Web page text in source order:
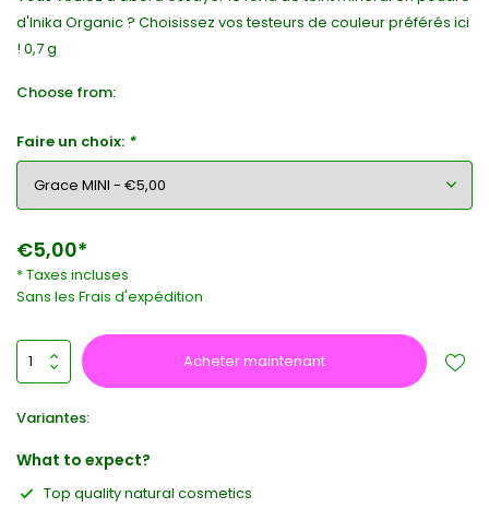
d'Inika Organic ? Choisissez vos testeurs de couleur préférés ici
! 0,7 g
Choose from:
Faire un choix: *
€5,00*
* Taxes incluses
Sans les Frais d'expédition
Acheter maintenant
Variantes:
What to expect?
Top quality natural cosmetics